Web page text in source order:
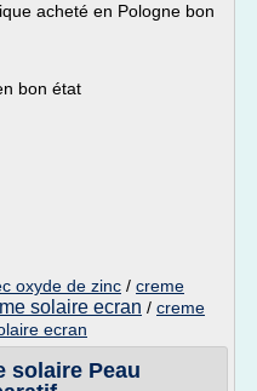
acheté en Pologne bon
bon état
oxyde de zinc / creme
solaire ecran / creme
ecran
solaire Peau